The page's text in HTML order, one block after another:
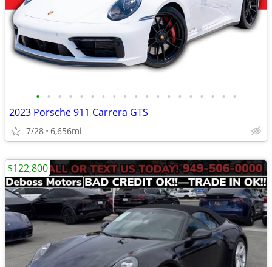
• • • • • • • • • • • • • • • • • • •
2023 Porsche 911 Carrera GTS
7/28 6,656mi
$122,800